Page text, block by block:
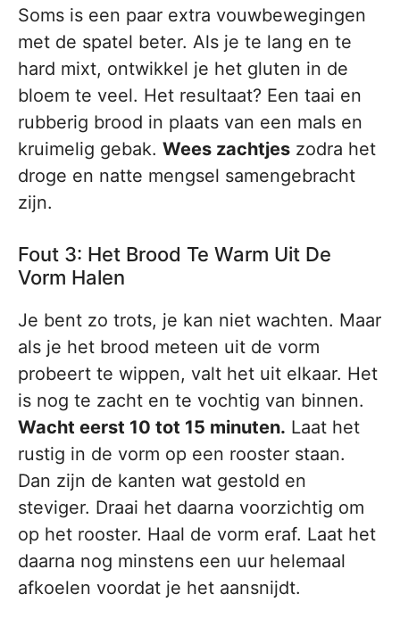
Soms is een paar extra vouwbewegingen
met de spatel beter. Als je te lang en te
hard mixt, ontwikkel je het gluten in de
bloem te veel. Het resultaat? Een taai en
rubberig brood in plaats van een mals en
kruimelig gebak. Wees zachtjes zodra het
droge en natte mengsel samengebracht
zijn.
Fout 3: Het Brood Te Warm Uit De
Vorm Halen
Je bent zo trots, je kan niet wachten. Maar
als je het brood meteen uit de vorm
probeert te wippen, valt het uit elkaar. Het
is nog te zacht en te vochtig van binnen.
Wacht eerst 10 tot 15 minuten. Laat het
rustig in de vorm op een rooster staan.
Dan zijn de kanten wat gestold en
steviger. Draai het daarna voorzichtig om
op het rooster. Haal de vorm eraf. Laat het
daarna nog minstens een uur helemaal
afkoelen voordat je het aansnijdt.